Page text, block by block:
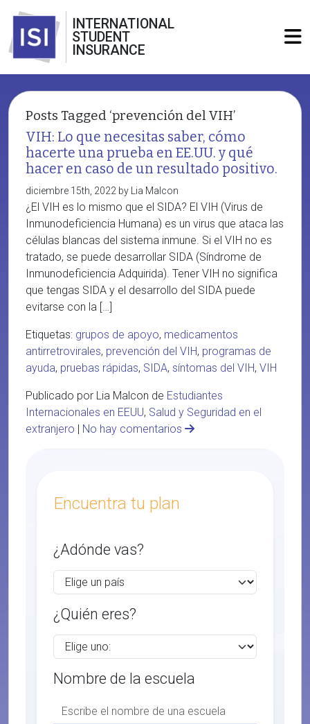
INTERNATIONAL
STUDENT
INSURANCE
Posts Tagged ‘prevención del VIH’
VIH: Lo que necesitas saber, cómo
hacerte una prueba en EE.UU. y qué
hacer en caso de un resultado positivo.
diciembre 15th, 2022 by Lia Malcon
¿El VIH es lo mismo que el SIDA? El VIH (Virus de
Inmunodeficiencia Humana) es un virus que ataca las
células blancas del sistema inmune. Si el VIH no es
tratado, se puede desarrollar SIDA (Síndrome de
Inmunodeficiencia Adquirida). Tener VIH no significa
que tengas SIDA y el desarrollo del SIDA puede
evitarse con la […]
Etiquetas: grupos de apoyo, medicamentos
antirretrovirales, prevención del VIH, programas de
ayuda, pruebas rápidas, SIDA, síntomas del VIH, VIH
Publicado por Lia Malcon de Estudiantes
Internacionales en EEUU, Salud y Seguridad en el
extranjero | No hay comentarios
Encuentra tu plan
¿Adónde vas?
¿Quién eres?
Nombre de la escuela